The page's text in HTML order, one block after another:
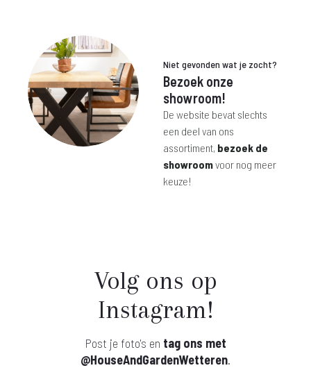
Niet gevonden wat je zocht?
Bezoek onze
showroom!
De website bevat slechts
een deel van ons
assortiment, bezoek de
showroomvoor nog meer
keuze!
Volg ons op
Instagram!
Post je foto's en tag ons met
@HouseAndGardenWetteren.